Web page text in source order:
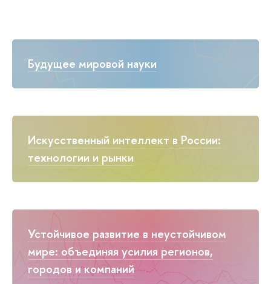
Будущее мировой науки
Искусственный интеллект в России:
технологии и рынки
Устойчивое развитие в неустойчивом
мире: объединяя усилия регионов,
городов и компаний